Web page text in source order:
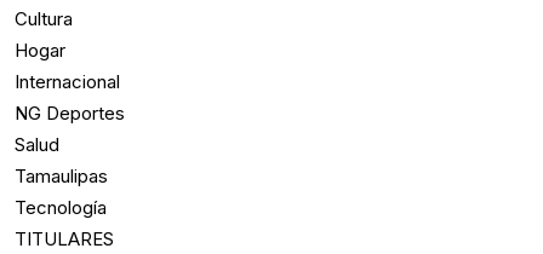
Cultura
Hogar
Internacional
NG Deportes
Salud
Tamaulipas
Tecnología
TITULARES